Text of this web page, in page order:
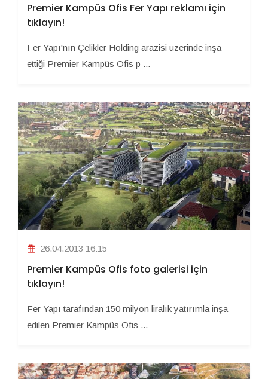
Premier Kampüs Ofis Fer Yapı reklamı için
tıklayın!
Fer Yapı'nın Çelikler Holding arazisi üzerinde inşa
ettiği Premier Kampüs Ofis p ...
26.04.2013 16:15
Premier Kampüs Ofis foto galerisi için
tıklayın!
Fer Yapı tarafından 150 milyon liralık yatırımla inşa
edilen Premier Kampüs Ofis ...